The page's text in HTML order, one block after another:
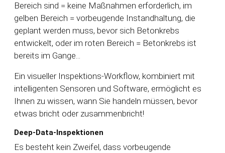
Bereich sind = keine Maßnahmen erforderlich, im
gelben Bereich = vorbeugende Instandhaltung, die
geplant werden muss, bevor sich Betonkrebs
entwickelt, oder im roten Bereich = Betonkrebs ist
bereits im Gange...
Ein visueller Inspektions-Workflow, kombiniert mit
intelligenten Sensoren und Software, ermöglicht es
Ihnen zu wissen, wann Sie handeln müssen, bevor
etwas bricht oder zusammenbricht!
Deep-Data-Inspektionen
Es besteht kein Zweifel, dass vorbeugende